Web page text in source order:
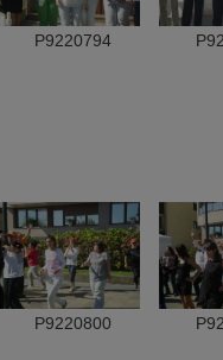
P9220794
P9220800